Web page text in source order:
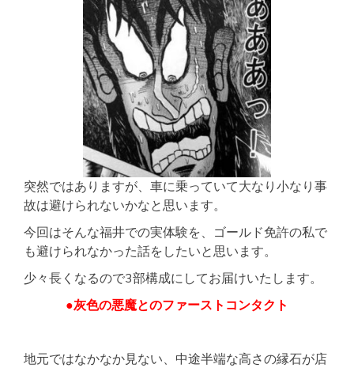
突然ではありますが、車に乗っていて大なり小なり事
故は避けられないかなと思います。
今回はそんな福井での実体験を、ゴールド免許の私で
も避けられなかった話をしたいと思います。
少々長くなるので3部構成にしてお届けいたします。
●灰色の悪魔とのファーストコンタクト
地元ではなかなか見ない、中途半端な高さの縁石が店